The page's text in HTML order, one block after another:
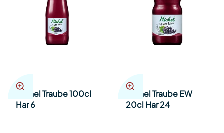
Michel Traube 100cl
Har 6
Michel Traube EW
20cl Har 24